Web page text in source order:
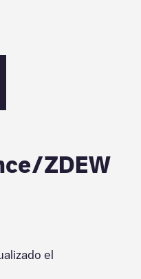
ZDEW
el